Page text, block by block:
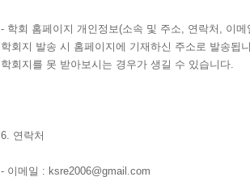
- 학회 홈페이지 개인정보(소속 및 주소, 연락처 , 이메
학회지 발송 시 홈페이지에 기재하신 주소로 발송됩
학회지를 못 받아보시는 경우가 생길 수 있습니다.
6. 연락처
- 이메일 : ksre2006@gmail.com